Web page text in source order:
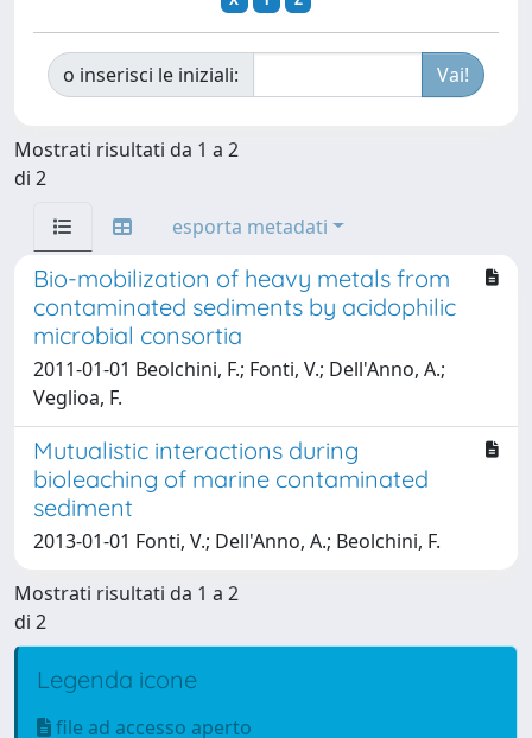
o inserisci le iniziali:
Mostrati risultati da 1 a 2
di 2
esporta metadati
Bio-mobilization of heavy metals from
contaminated sediments by acidophilic
microbial consortia
2011-01-01 Beolchini, F.; Fonti, V.; Dell'Anno, A.;
Veglioa, F.
Mutualistic interactions during
bioleaching of marine contaminated
sediment
2013-01-01 Fonti, V.; Dell'Anno, A.; Beolchini, F.
Mostrati risultati da 1 a 2
di 2
Legenda icone
file ad accesso aperto